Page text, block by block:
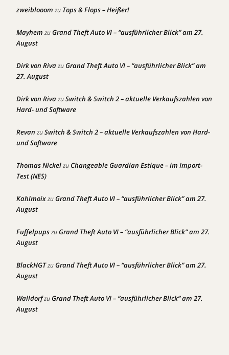
zweiblooom zu Tops & Flops – Heißer!
Mayhem zuGrand Theft Auto VI – “ausführlicher Blick” am 27.
August
Dirk von RivazuGrand Theft Auto VI – “ausführlicher Blick” am
27. August
Dirk von RivazuSwitch & Switch 2 – aktuelle Verkaufszahlen von
Hard- und Software
Revan zuSwitch & Switch 2 – aktuelle Verkaufszahlen von Hard-
und Software
Thomas NickelzuChangeable Guardian Estique – im Import-
Test (NES)
KahlmoixzuGrand Theft Auto VI – “ausführlicher Blick” am 27.
August
FuffelpupszuGrand Theft Auto VI – “ausführlicher Blick” am 27.
August
BlackHGTzuGrand Theft Auto VI – “ausführlicher Blick” am 27.
August
WalldorfzuGrand Theft Auto VI – “ausführlicher Blick” am 27.
August